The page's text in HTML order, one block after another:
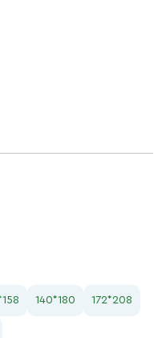
140*180 172*208